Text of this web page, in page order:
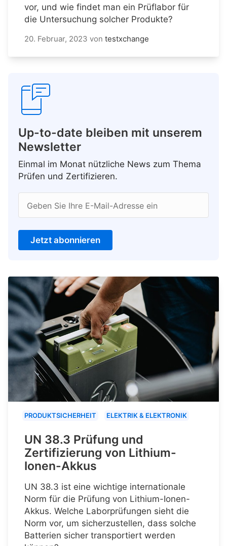
vor, und wie findet man ein Prüflabor für
die Untersuchung solcher Produkte?
20. Februar, 2023 von testxchange
Up-to-date bleiben mit unserem
Newsletter
Einmal im Monat nützliche News zum Thema
Prüfen und Zertifizieren.
Geben Sie Ihre E-Mail-Adresse ein
Jetzt abonnieren
PRODUKTSICHERHEIT ELEKTRIK & ELEKTRONIK
UN 38.3 Prüfung und
Zertifizierung von Lithium-
Ionen-Akkus
UN 38.3 ist eine wichtige internationale
Norm für die Prüfung von Lithium-Ionen-
Akkus. Welche Laborprüfungen sieht die
Norm vor, um sicherzustellen, dass solche
Batterien sicher transportiert werden